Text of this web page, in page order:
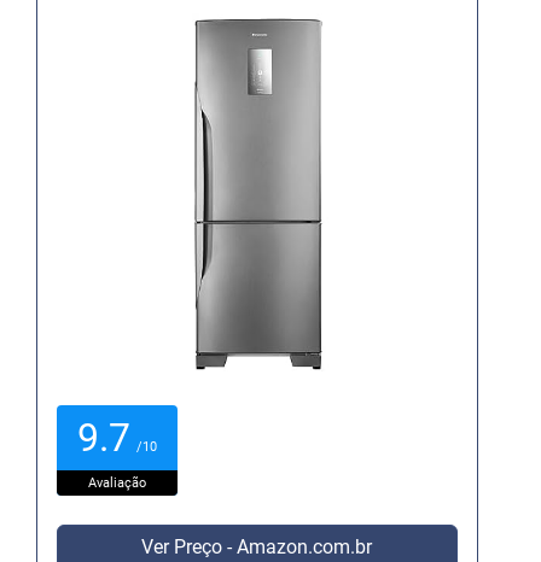
9.7 /10
Avaliação
Ver Preço - Amazon.com.br